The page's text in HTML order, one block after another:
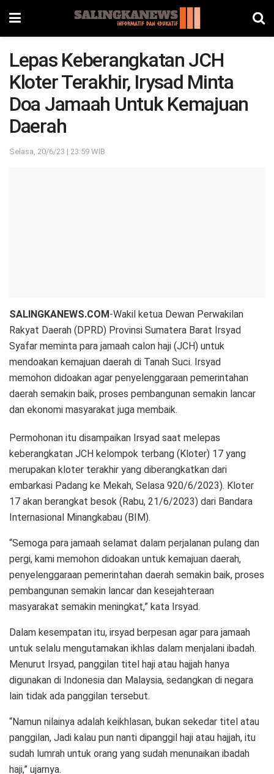
Lepas Keberangkatan JCH
Kloter Terakhir, Irysad Minta
Doa Jamaah Untuk Kemajuan
Daerah
Selasa, 20/6/23 | 23:59 WIB
SALINGKANEWS.COM -Wakil ketua Dewan Perwakilan
Rakyat Daerah (DPRD) Provinsi Sumatera Barat Irsyad
Syafar meminta para jamaah calon haji (JCH) untuk
mendoakan kemajuan daerah di Tanah Suci. Irsyad
memohon didoakan agar penyelenggaraan pemerintahan
daerah semakin baik, proses pembangunan semakin lancar
dan ekonomi masyarakat juga membaik.
Permohonan itu disampaikan Irsyad saat melepas
keberangkatan JCH kelompok terbang (Kloter) 17 yang
merupakan kloter terakhir yang diberangkatkan dari
embarkasi Padang ke Mekah, Selasa 920/6/2023). Kloter
17 akan berangkat besok (Rabu, 21/6/2023) dari Bandara
Internasional Minangkabau (BIM).
“Semoga para jamaah selamat dalam perjalanan pulang dan
pergi, kami memohon didoakan untuk kemajuan daerah,
penyelenggaraan pemerintahan daerah semakin baik, proses
pembangunan semakin lancar dan kesejahteraan
masyarakat semakin meningkat,” kata Irsyad.
Dalam kesempatan itu, irsyad berpesan agar para jamaah
untuk selalu mengutamakan ikhlas dalam menjalani ibadah.
Menurut Irsyad, panggilan titel haji atau hajjah hanya
digunakan di Indonesia dan Malaysia, sedangkan di negara
lain tidak ada panggilan tersebut.
“Namun nilainya adalah keikhlasan, bukan sekedar titel atau
panggilan, Jadi kalau pun nanti dipanggil haji atau hajjah, itu
sudah lumrah untuk orang yang sudah menunaikan ibadah
haji,” ujarnya.